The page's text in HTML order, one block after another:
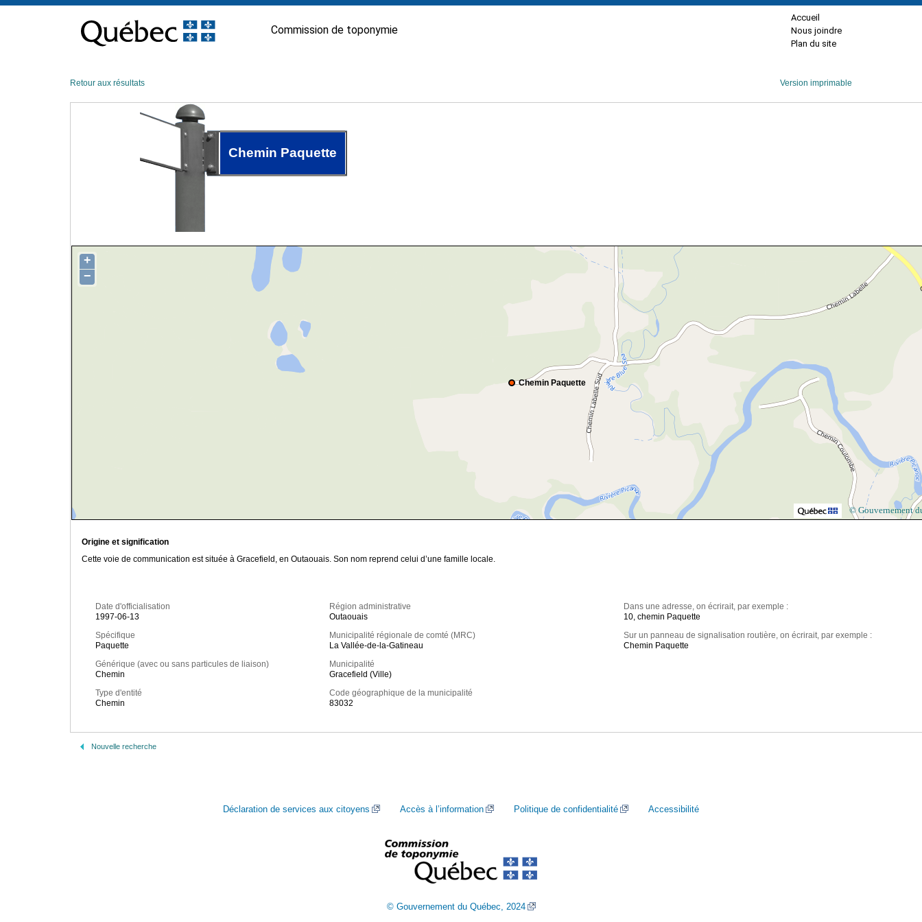
contenu
Commission de toponymie
Accueil
Nous joindre
Plan du site
Retour aux résultats Version imprimable
Chemin Paquette
Chemin Paquette
+
−
© Gouvernement
Origine et signification
Cette voie de communication est située à Gracefield, en Outaouais. Son nom reprend celui d’une famille locale.
Date d'officialisation
1997-06-13
Spécifique
Paquette
Générique (avec ou sans particules de liaison)
Chemin
Type d'entité
Chemin
Région administrative
Outaouais
Municipalité régionale de comté (MRC)
La Vallée-de-la-Gatineau
Municipalité
Gracefield (Ville)
Code géographique de la municipalité
83032
Dans une adresse, on écrirait, par exemple :
10, chemin Paquette
Sur un panneau de signalisation routière, on écrirait, par exemple :
Chemin Paquette
Nouvelle recherche
Déclaration de services aux citoyens Accès à l’information Politique de confidentialité Accessibilité
© Gouvernement du Québec, 2024